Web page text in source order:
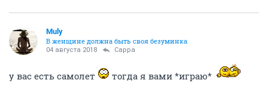
Muly
В женщине должна быть своя безyминка
04 августа 2018 Сарра
у вас есть самолет тогда я вами *играю*